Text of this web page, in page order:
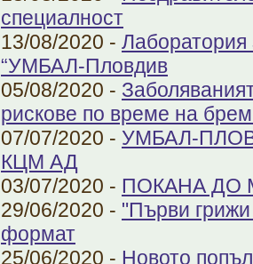
специалност
13/08/2020 - Лаборатория
“УМБАЛ-Пловдив
05/08/2020 -
рискове по време на
07/07/2020 - УМБАЛ-
КЦМ АД
03/07/2020 - ПОКАНА ДО
29/06/2020 - "Първи
формат
25/06/2020 - Новото